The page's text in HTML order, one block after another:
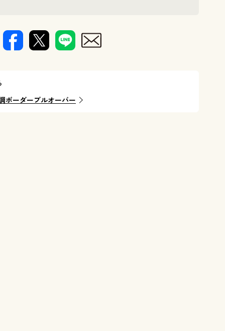
ボーダープルオーバー